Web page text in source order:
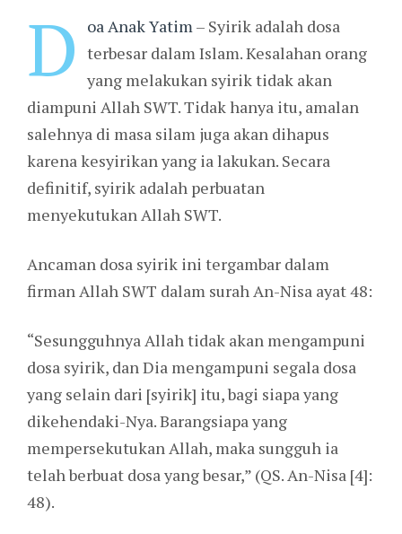
D oa Anak Yatim– Syirik adalah dosa
terbesar dalam Islam. Kesalahan orang
yang melakukan syirik tidak akan
diampuni Allah SWT. Tidak hanya itu, amalan
salehnya di masa silam juga akan dihapus
karena kesyirikan yang ia lakukan. Secara
definitif, syirik adalah perbuatan
menyekutukan Allah SWT.
Ancaman dosa syirik ini tergambar dalam
firman Allah SWT dalam surah An-Nisa ayat 48:
“Sesungguhnya Allah tidak akan mengampuni
dosa syirik, dan Dia mengampuni segala dosa
yang selain dari [syirik] itu, bagi siapa yang
dikehendaki-Nya. Barangsiapa yang
mempersekutukan Allah, maka sungguh ia
telah berbuat dosa yang besar,” (QS. An-Nisa [4]:
48).